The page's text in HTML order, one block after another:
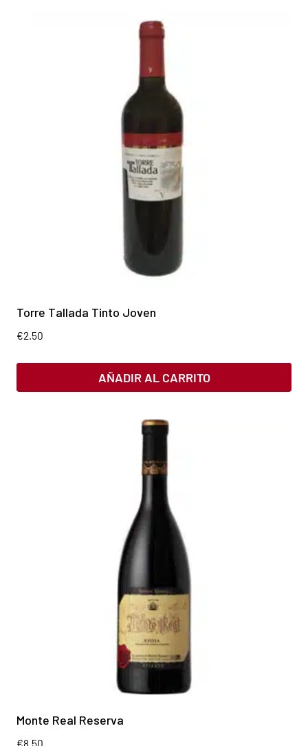
Torre Tallada Tinto Joven
€2.50
AÑADIR AL CARRITO
Monte Real Reserva
€8.50